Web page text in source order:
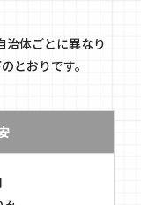
治体ごとに異なり
とおりです。